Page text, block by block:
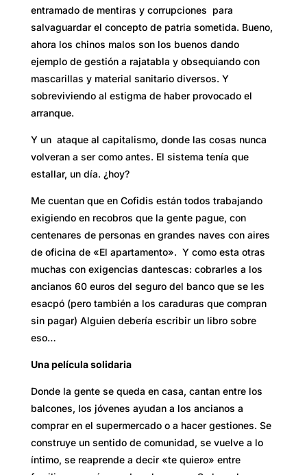
entramado de mentiras y corrupciones para
salvaguardar el concepto de patria sometida. Bueno,
ahora los chinos malos son los buenos dando
ejemplo de gestión a rajatabla y obsequiando con
mascarillas y material sanitario diversos. Y
sobreviviendo al estigma de haber provocado el
arranque.
Y un ataque al capitalismo, donde las cosas nunca
volveran a ser como antes. El sistema tenía que
estallar, un día. ¿hoy?
Me cuentan que en Cofidis están todos trabajando
exigiendo en recobros que la gente pague, con
centenares de personas en grandes naves con aires
de oficina de «El apartamento». Y como esta otras
muchas con exigencias dantescas: cobrarles a los
ancianos 60 euros del seguro del banco que se les
esacpó (pero también a los caraduras que compran
sin pagar) Alguien debería escribir un libro sobre
eso…
Una película solidaria
Donde la gente se queda en casa, cantan entre los
balcones, los jóvenes ayudan a los ancianos a
comprar en el supermercado o a hacer gestiones. Se
construye un sentido de comunidad, se vuelve a lo
íntimo, se reaprende a decir «te quiero» entre